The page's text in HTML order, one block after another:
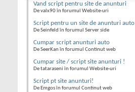
Vand script pentru site de anunturi
De valx90 în forumul Website-uri
Script pentru un site de anunturi auto
De Seinfeld în forumul Server side
Cumpar script anunturi auto
De SeerKan în forumul Continut web
Cumpar site / script site anunturi !
De tataraseni în forumul Website-uri
Script pt site anunturi!
De Emgos în forumul Continut web